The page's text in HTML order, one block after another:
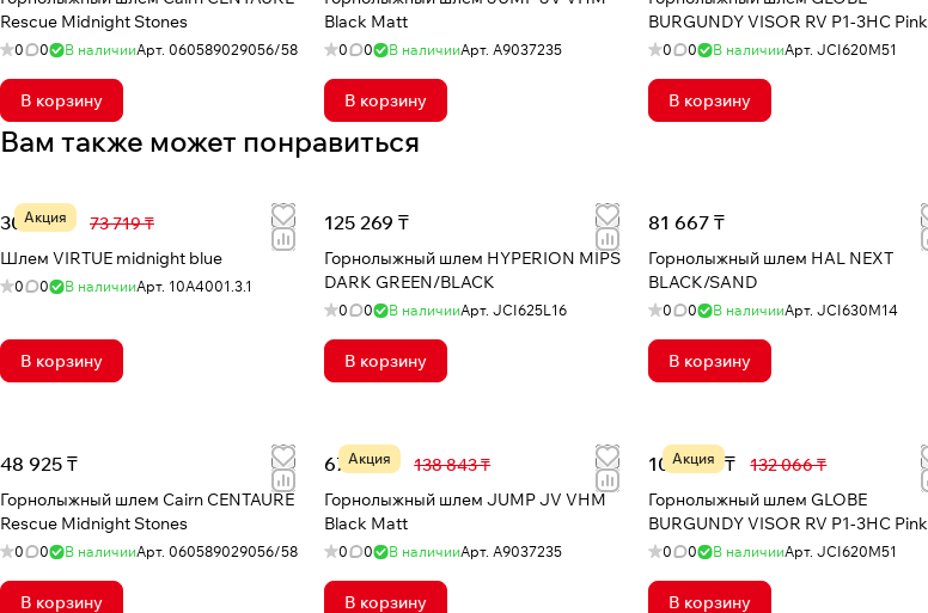
Rescue Midnight Stones
0 0 В наличииАрт. 060589029056/58
В корзину
Black Matt
0 0 В наличииАрт.A9037235
В корзину
BURGUNDY VISOR RV P1-3HC Pink
0 0 В наличииАрт.JCI620M51
В корзину
Вам также может понравиться
Акция
30 710 ₸
73 719 ₸
Шлем VIRTUE midnight blue
0 0 В наличииАрт. 10A4001.3.1
В корзину
125 269 ₸
Горнолыжный шлем HYPERION MIPS
DARK GREEN/BLACK
0 0 В наличииАрт.JCI625L16
В корзину
81 667 ₸
Горнолыжный шлем HAL NEXT
BLACK/SAND
0 0 В наличииАрт.JCI630M14
В корзину
48 925 ₸
Горнолыжный шлем Cairn CENTAURE
Rescue Midnight Stones
0 0 В наличииАрт. 060589029056/58
В корзину
Акция
67 355 ₸
138 843 ₸
Горнолыжный шлем JUMP JV VHM
Black Matt
0 0 В наличииАрт.A9037235
В корзину
Акция
103 097 ₸
132 066 ₸
Горнолыжный шлем GLOBE
BURGUNDY VISOR RV P1-3HC Pink
0 0 В наличииАрт.JCI620M51
В корзину